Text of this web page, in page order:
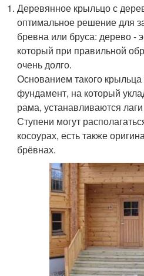
Деревянное крыльцо с
оптимальное решение для
бревна или бруса: дерево -
который при правильной
очень долго.
Основанием такого
фундамент, на который
рама, устанавливаются
Ступени могут
косоурах, есть также
брёвнах.